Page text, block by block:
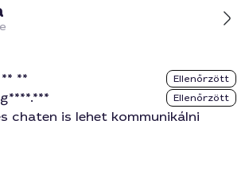
** Ellenőrzött
Ellenőrzött
chaten is lehet kommunikálni